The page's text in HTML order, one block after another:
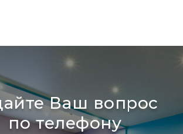
Ваш вопрос
по телефону